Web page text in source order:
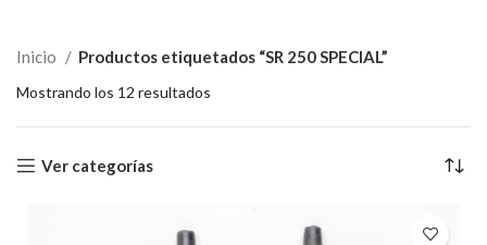
Inicio Productos etiquetados “SR 250 SPECIAL”
Mostrando los 12 resultados
Ver categorías